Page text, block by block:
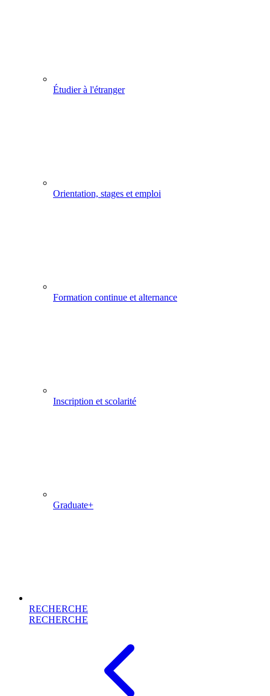
Étudier à l'étranger
Orientation, stages et emploi
Formation continue et alternance
Inscription et scolarité
Graduate+
RECHERCHE
RECHERCHE